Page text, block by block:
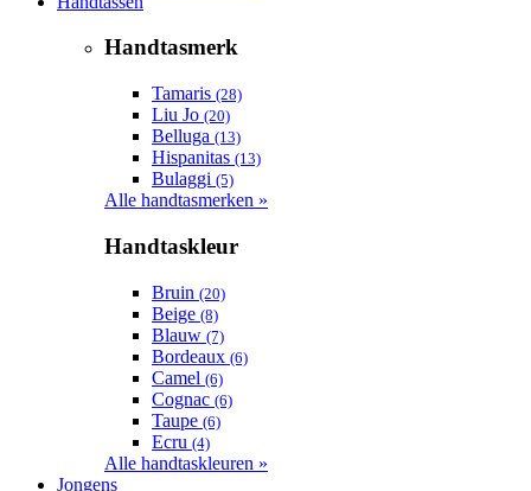
Handtasmerk
Tamaris (28)
Liu Jo (20)
Belluga (13)
Hispanitas (13)
Bulaggi (5)
Alle handtasmerken »
Handtaskleur
Bruin (20)
Beige (8)
Blauw (7)
Bordeaux (6)
Camel (6)
Cognac (6)
Taupe (6)
Ecru (4)
Alle handtaskleuren »
Jongens